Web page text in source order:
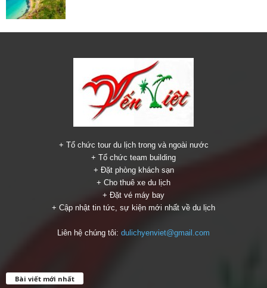
+ Tổ chức tour du lịch trong và ngoài nước
+ Tổ chức team building
+ Đặt phòng khách sạn
+ Cho thuê xe du lịch
+ Đặt vé máy bay
+ Cập nhật tin tức, sự kiện mới nhất về du lịch
Liên hệ chúng tôi: dulichyenviet@gmail.com
Bài viết mới nhất